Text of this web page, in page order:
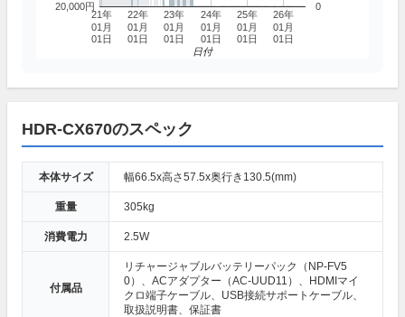
21年
01月
01日
22年
01月
01日
23年
01月
01日
24年
01月
01日
25年
01月
01日
26年
01月
01日
20,000円 0
日付
HDR-CX670のスペック
本体サイズ 幅66.5x高さ57.5x奥行き130.5(mm)
重量 305kg
消費電力 2.5W
付属品
リチャージャブルバッテリーパック（NP-FV5
0）、ACアダプター（AC-UUD11）、HDMIマイ
クロ端子ケーブル、USB接続サポートケーブル、
取扱説明書、保証書